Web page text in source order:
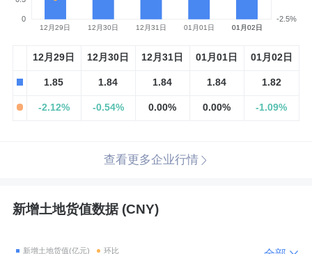
12月29日 12月30日 12月31日 01月01日 01月02日
1.85 1.84 1.84 1.84 1.82
-2.12% -0.54% 0.00% 0.00% -1.09%
查看更多企业行情
新增土地货值数据 (CNY)